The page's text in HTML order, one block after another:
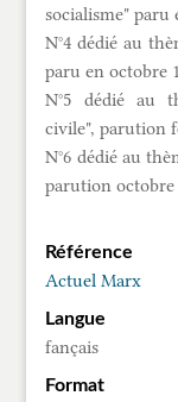
socialisme" paru
N°4 dédié au
paru en octobre
N°5 dédié au
civile", parution
N°6 dédié au
parution octobre
Référence
Actuel Marx
Langue
fançais
Format